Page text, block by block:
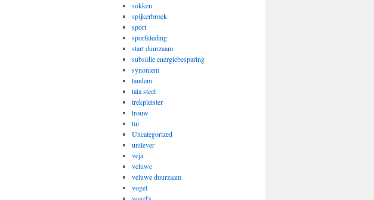
sokken
spijkerbroek
sport
sportkleding
start duurzaam
subsidie energiebesparing
synoniem
tandem
tata steel
trekpleister
trouw
tui
Uncategorized
unilever
veja
veluwe
veluwe duurzaam
vogel